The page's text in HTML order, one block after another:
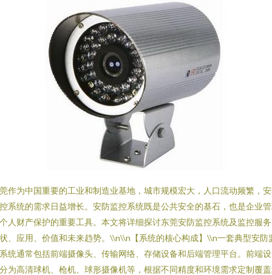
作为中国重要的工业和制造业基地，城市规模宏大，人口流动频繁，
系统的需求日益增长。安防监控系统既是公共安全的基石，也是企业
人财产保护的重要工具。本文将详细探讨东莞安防监控系统及监控服
、应用、价值和未来趋势。\\n\\n【系统的核心构成】\\n一套典型安防
统通常包括前端摄像头、传输网络、存储设备和后端管理平台。前端
为高清球机、枪机、球形摄像机等，根据不同精度和环境需求定制覆